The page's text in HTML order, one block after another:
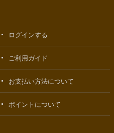
ログインする
ご利用ガイド
お支払い方法について
ポイントについて